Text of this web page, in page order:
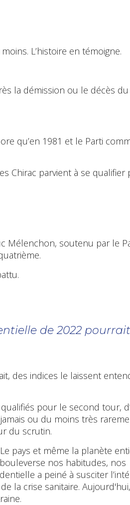
L’histoire en témoigne.
la démission ou le décès du
qu’en 1981 et le Parti
Chirac parvient à se qualifier
Mélenchon, soutenu par le
de 2022
des indices le laissent
pour le second tour,
ou du moins très
du scrutin.
pays et même la planète
nos habitudes, nos
a peiné à susciter
la crise sanitaire.